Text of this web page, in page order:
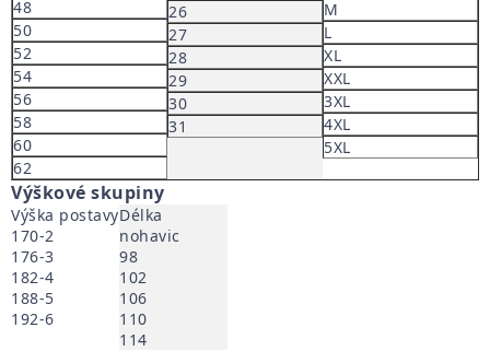
48
50
52
54
56
58
60
62
26
27
28
29
30
31
M
L
XL
XXL
3XL
4XL
5XL
Výškové skupiny
Výška postavy
170-2
176-3
182-4
188-5
192-6
Délka
nohavic
98
102
106
110
114